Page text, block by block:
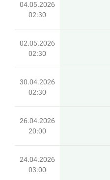
04.05.2026
02:30
02.05.2026
02:30
30.04.2026
02:30
26.04.2026
20:00
24.04.2026
03:00